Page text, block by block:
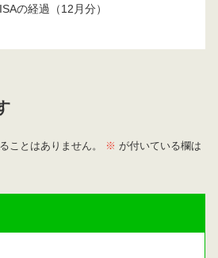
の経過（12月分）
ことはありません。 ※ が付いている欄は